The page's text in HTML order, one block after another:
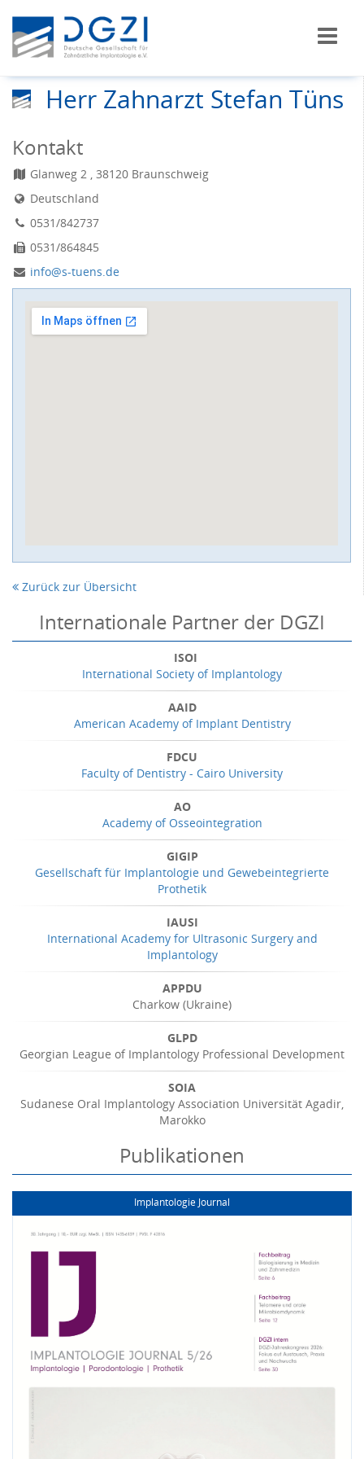
Herr Zahnarzt Stefan Tüns
Kontakt
Glanweg 2 , 38120 Braunschweig
Deutschland
0531/842737
0531/864845
info@s-tuens.de
Zurück zur Übersicht
Internationale Partner der DGZI
ISOI
International Society of Implantology
AAID
American Academy of Implant Dentistry
FDCU
Faculty of Dentistry - Cairo University
AO
Academy of Osseointegration
GIGIP
Gesellschaft für Implantologie und Gewebeintegrierte
Prothetik
IAUSI
International Academy for Ultrasonic Surgery and
Implantology
APPDU
Charkow (Ukraine)
GLPD
Georgian League of Implantology Professional Development
SOIA
Sudanese Oral Implantology Association Universität Agadir,
Marokko
Publikationen
Implantologie Journal